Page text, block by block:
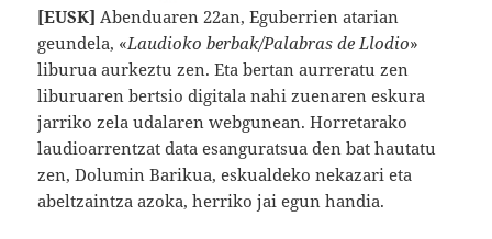
[EUSK] Abenduaren 22an, Eguberrien atarian
geundela, «Laudioko berbak/Palabras de Llodio»
liburua aurkeztu zen. Eta bertan aurreratu zen
liburuaren bertsio digitala nahi zuenaren eskura
jarriko zela udalaren webgunean. Horretarako
laudioarrentzat data esanguratsua den bat hautatu
zen, Dolumin Barikua, eskualdeko nekazari eta
abeltzaintza azoka, herriko jai egun handia.